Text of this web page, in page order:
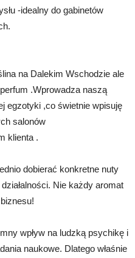
-idealny do gabinetów
na Dalekim Wschodzie ale
.Wprowadza naszą
egzotyki ,co świetnie wpisuję
salonów
klienta .
dobierać konkretne nuty
Nie każdy aromat
wpływ na ludzką psychikę i
naukowe. Dlatego właśnie